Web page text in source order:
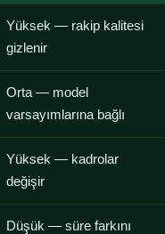
Yüksek — rakip kalitesi
gizlenir
Orta — model
varsayımlarına bağlı
Yüksek — kadrolar
değişir
Düşük — süre farkını